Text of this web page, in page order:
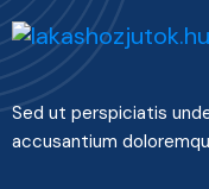
Sed ut perspiciatis
accusantium